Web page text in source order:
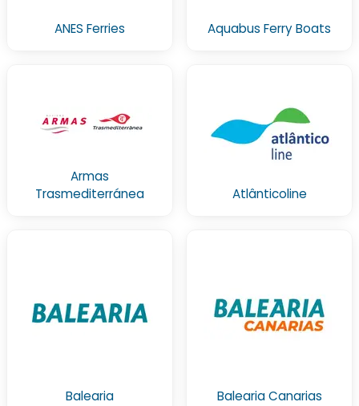
ANES Ferries Aquabus Ferry Boats
Armas
Trasmediterránea
Atlânticoline
Balearia Balearia Canarias